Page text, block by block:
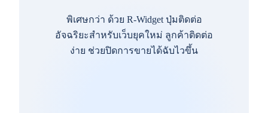
พิเศษกว่า ด้วย R-Widget ปุ่มติดต่อ
อัจฉริยะสำหรับเว็บยุคใหม่ ลูกค้าติดต่อ
ง่าย ช่วยปิดการขายได้ฉับไวขึ้น